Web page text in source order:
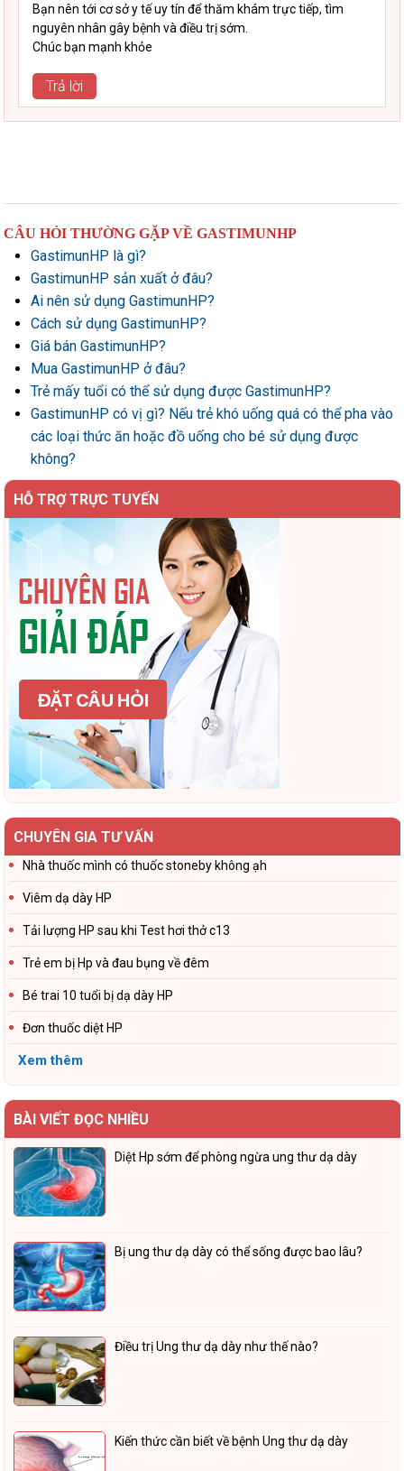
Bạn nên tới cơ sở y tế uy tín để thăm khám trực tiếp, tìm
nguyên nhân gây bệnh và điều trị sớm.
Chúc bạn mạnh khỏe
Trả lời
CÂU HỎI THƯỜNG GẶP VỀ GASTIMUNHP
GastimunHP là gì?
GastimunHP sản xuất ở đâu?
Ai nên sử dụng GastimunHP?
Cách sử dụng GastimunHP?
Giá bán GastimunHP?
Mua GastimunHP ở đâu?
Trẻ mấy tuổi có thể sử dụng được GastimunHP?
GastimunHP có vị gì? Nếu trẻ khó uống quá có thể pha vào
các loại thức ăn hoặc đồ uống cho bé sử dụng được
không?
HỖ TRỢ TRỰC TUYẾN
CHUYÊN GIA TƯ VẤN
Nhà thuốc mình có thuốc stoneby không ạh
Viêm dạ dày HP
Tải lượng HP sau khi Test hơi thở c13
Trẻ em bị Hp và đau bụng về đêm
Bé trai 10 tuổi bị dạ dày HP
Đơn thuốc diệt HP
Xem thêm
BÀI VIẾT ĐỌC NHIỀU
Diệt Hp sớm để phòng ngừa ung thư dạ dày
Bị ung thư dạ dày có thể sống được bao lâu?
Điều trị Ung thư dạ dày như thế nào?
Kiến thức cần biết về bệnh Ung thư dạ dày